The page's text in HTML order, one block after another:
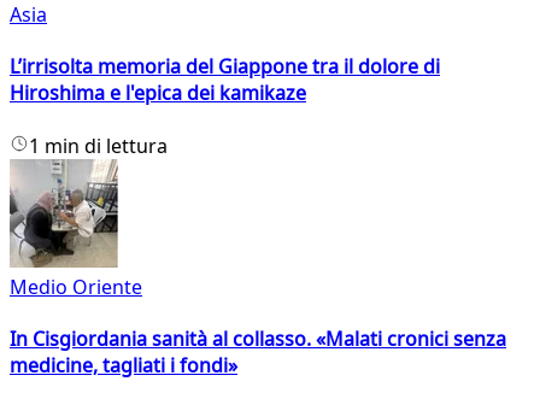
Asia
L’irrisolta memoria del Giappone tra il dolore di
Hiroshima e l'epica dei kamikaze
1 min di lettura
Medio Oriente
In Cisgiordania sanità al collasso. «Malati cronici senza
medicine, tagliati i fondi»